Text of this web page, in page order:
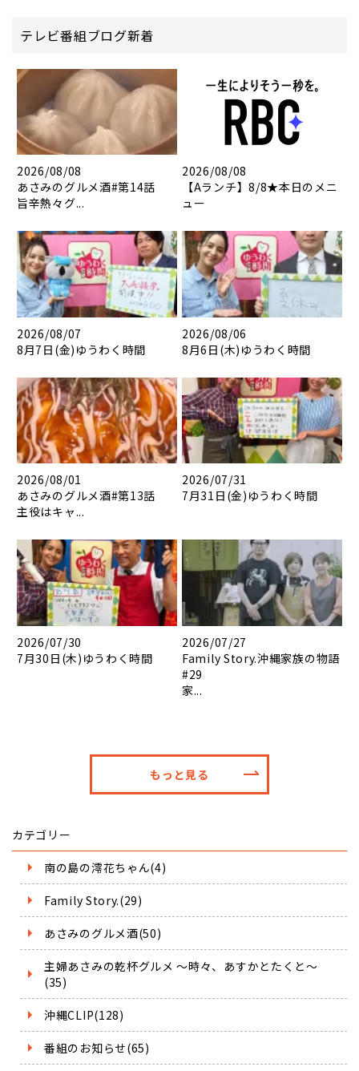
テレビ番組ブログ新着
2026/08/08
あさみのグルメ酒#第14話
旨辛熱々グ...
2026/08/08
【Aランチ】8/8★本日のメニ
ュー
2026/08/07
8月7日(金)ゆうわく時間
2026/08/06
8月6日(木)ゆうわく時間
2026/08/01
あさみのグルメ酒#第13話
主役はキャ...
2026/07/31
7月31日(金)ゆうわく時間
2026/07/30
7月30日(木)ゆうわく時間
2026/07/27
Family Story.沖縄家族の物語
#29
家...
もっと見る
カテゴリー
南の島の澪花ちゃん(4)
Family Story.(29)
あさみのグルメ酒(50)
主婦あさみの乾杯グルメ ～時々、あすかとたくと～
(35)
沖縄CLIP(128)
番組のお知らせ(65)